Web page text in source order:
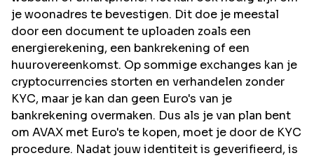
je woonadres te bevestigen. Dit doe je meestal
door een document te uploaden zoals een
energierekening, een bankrekening of een
huurovereenkomst. Op sommige exchanges kan je
cryptocurrencies storten en verhandelen zonder
KYC, maar je kan dan geen Euro's van je
bankrekening overmaken. Dus als je van plan bent
om AVAX met Euro's te kopen, moet je door de KYC
procedure. Nadat jouw identiteit is geverifieerd, is